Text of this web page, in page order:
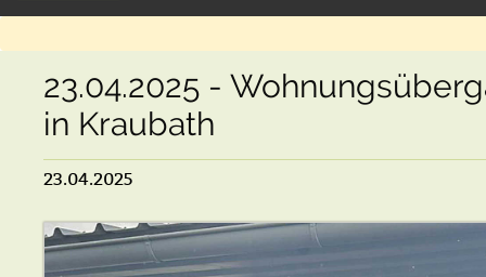
23.04.2025 -
in Kraubath
23.04.2025